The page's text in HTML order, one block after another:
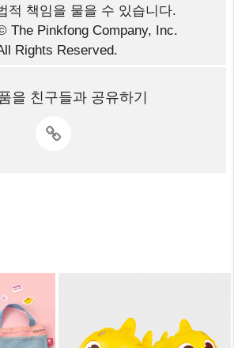
적 책임을 물을 수 있습니다.
The Pinkfong Company, Inc.
Rights Reserved.
을 친구들과 공유하기